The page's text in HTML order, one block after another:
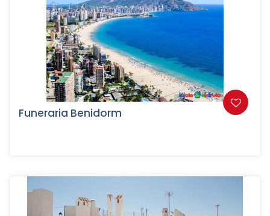
Funeraria Benidorm